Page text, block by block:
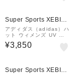
Super Sports XEBIO
&mall店
アディダス（adidas）ハ
ット ウィメンズ UV バ
ケットハット WO375-K
E7456
¥3,850
Super Sports XEBIO